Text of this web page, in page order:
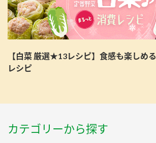
【白菜 厳選★13レシピ】食感も楽しめ
レシピ
カテゴリーから探す